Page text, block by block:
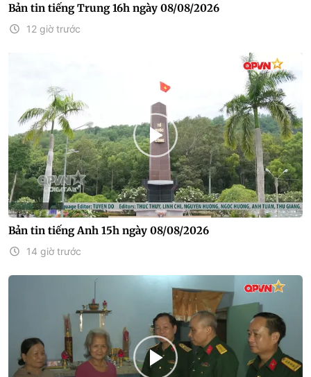
Bản tin tiếng Trung 16h ngày 08/08/2026
12 giờ trước
Bản tin tiếng Anh 15h ngày 08/08/2026
14 giờ trước